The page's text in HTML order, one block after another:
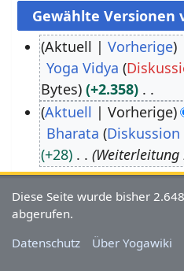
r
i
l
2
Aktuell Vorherige
Yoga Vidya
Bytes
+2.358
K
e
i
n
e
B
e
.
M
a
i
Aktuell Vorherige
Bharata Diskussion
+28
Weiterleitung
Diese Seite wurde bisher
abgerufen.
Datenschutz
Über Yogawiki